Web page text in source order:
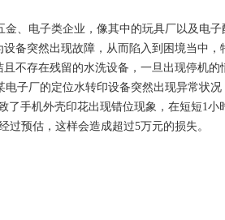
、电子类企业，像其中的玩具厂以及电
备突然出现故障，从而陷入到困境当中
不存在残留的水洗设备，一旦出现停机的
子厂的定位水转印设备突然出现异常状况
了手机外壳印花出现错位现象，在短短1
过预估，这样会造成超过5万元的损失。